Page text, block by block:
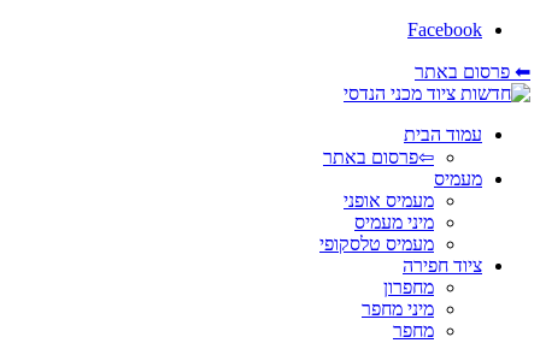
Facebook
⬅ פרסום באתר
עמוד הבית
⇦פרסום באתר
מעמיס
מעמיס אופני
מיני מעמיס
מעמיס טלסקופי
ציוד חפירה
מחפרון
מיני מחפר
מחפר